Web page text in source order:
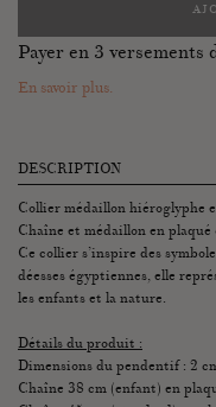
Payer en 3 versements
En savoir plus.
DESCRIPTION
Collier médaillon hiéroglyphe
Chaîne et médaillon en
Ce collier s’inspire des
déesses égyptiennes, elle
les enfants et la nature.
Détails du produit :
Dimensions du pendentif : 2
Chaîne 38 cm (enfant) en